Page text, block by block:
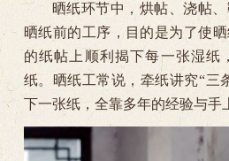
晒纸环节中，烘帖、浇帖
晒纸前的工序，目的是为了使
的纸帖上顺利揭下每一张湿纸
纸。晒纸工常说，牵纸讲究“三
下一张纸，全靠多年的经验与手